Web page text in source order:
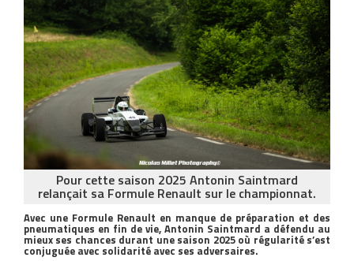
Pour cette saison 2025 Antonin Saintmard
relançait sa Formule Renault sur le championnat.
Avec une Formule Renault en manque de préparation et des
pneumatiques en fin de vie, Antonin Saintmard a défendu au
mieux ses chances durant une saison 2025 où régularité s’est
conjuguée avec solidarité avec ses adversaires.